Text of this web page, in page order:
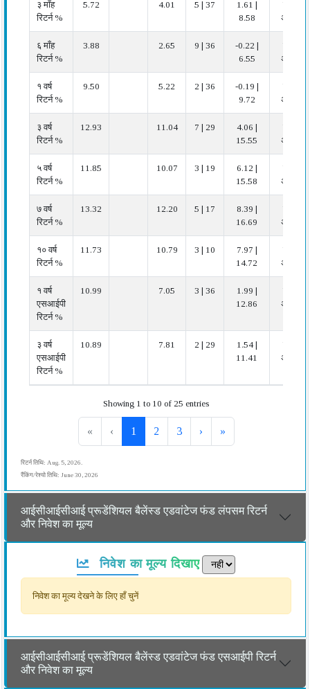
३ माँह
रिटर्न %
5.72 4.01 5 | 37
1.61 |
8.58
बहुत
अच्छा
६ माँह
रिटर्न %
3.88 2.65 9 | 36
-0.22 |
6.55
बहुत
अच्छा
१ वर्ष
रिटर्न %
9.50 5.22 2 | 36
-0.19 |
9.72
बहुत
अच्छा
३ वर्ष
रिटर्न %
12.93 11.04 7 | 29
4.06 |
15.55
बहुत
अच्छा
५ वर्ष
रिटर्न %
11.85 10.07 3 | 19
6.12 |
15.58
बहुत
अच्छा
७ वर्ष
रिटर्न %
13.32 12.20 5 | 17
8.39 |
16.69
बहुत
अच्छा
१० वर्ष
रिटर्न %
11.73 10.79 3 | 10
7.97 |
14.72
बहुत
अच्छा
१ वर्ष
एसआईपी
रिटर्न %
10.99 7.05 3 | 36
1.99 |
12.86
बहुत
अच्छा
३ वर्ष
एसआईपी
रिटर्न %
10.89 7.81 2 | 29
1.54 |
11.41
बहुत
अच्छा
Showing 1 to 10 of 25 entries
« ‹ 1 2 3 › »
रिटर्न तिथि: Aug. 5, 2026.
रैंकिंग/रेश्यो तिथि: June 30, 2026
आईसीआईसीआई प्रूडेंशियल बैलेंस्ड एडवांटेज फंड लंपसम रिटर्न
और निवेश का मूल्य
निवेश का मूल्य दिखाए
निवेश का मूल्य देखने के लिए हाँ चुनें
आईसीआईसीआई प्रूडेंशियल बैलेंस्ड एडवांटेज फंड एसआईपी रिटर्न
और निवेश का मूल्य